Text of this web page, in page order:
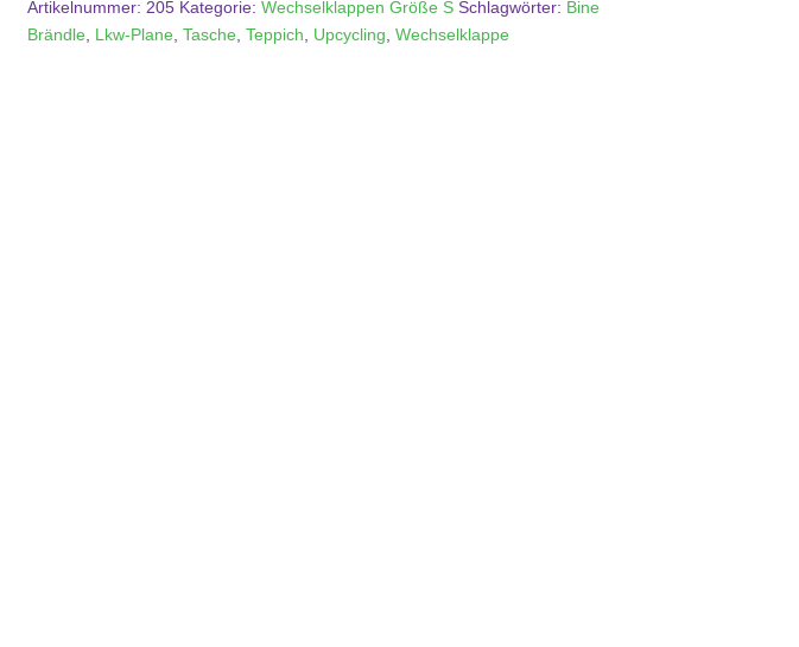
Artikelnummer: 205 Kategorie:Wechselklappen Größe S Schlagwörter: Bine
Brändle
Lkw-Plane ,Tasche ,Teppich Upcycling ,Wechselklappe